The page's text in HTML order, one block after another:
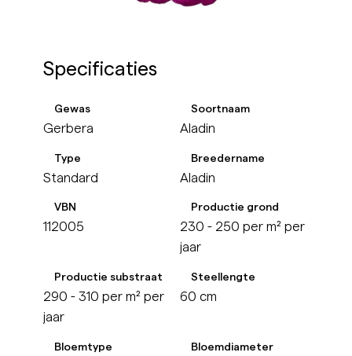
Specificaties
Gewas
Gerbera
Soortnaam
Aladin
Type
Standard
Breedername
Aladin
VBN
112005
Productie grond
230 - 250 per m² per
jaar
Productie substraat
290 - 310 per m² per
jaar
Steellengte
60 cm
Bloemtype Bloemdiameter